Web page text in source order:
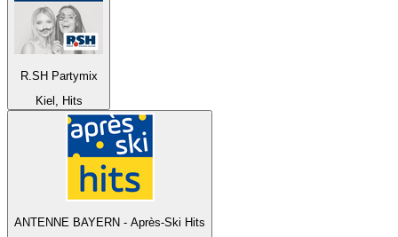
R.SH Partymix
Kiel, Hits
ANTENNE BAYERN - Après-Ski Hits